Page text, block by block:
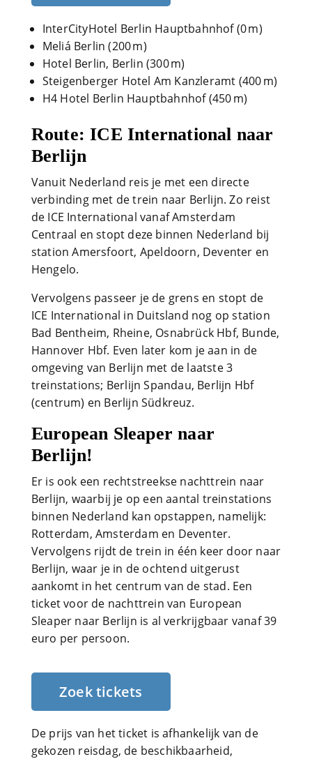
InterCityHotel Berlin Hauptbahnhof (0 m)
Meliá Berlin (200 m)
Hotel Berlin, Berlin (300 m)
Steigenberger Hotel Am Kanzleramt (400 m)
H4 Hotel Berlin Hauptbahnhof (450 m)
Route: ICE International naar
Berlijn
Vanuit Nederland reis je met een directe
verbinding met de trein naar Berlijn. Zo reist
de ICE International vanaf Amsterdam
Centraal en stopt deze binnen Nederland bij
station Amersfoort, Apeldoorn, Deventer en
Hengelo.
Vervolgens passeer je de grens en stopt de
ICE International in Duitsland nog op station
Bad Bentheim, Rheine, Osnabrück Hbf, Bunde,
Hannover Hbf. Even later kom je aan in de
omgeving van Berlijn met de laatste 3
treinstations; Berlijn Spandau, Berlijn Hbf
(centrum) en Berlijn Südkreuz.
European Sleaper naar
Berlijn!
Er is ook een rechtstreekse nachttrein naar
Berlijn, waarbij je op een aantal treinstations
binnen Nederland kan opstappen, namelijk:
Rotterdam, Amsterdam en Deventer.
Vervolgens rijdt de trein in één keer door naar
Berlijn, waar je in de ochtend uitgerust
aankomt in het centrum van de stad. Een
ticket voor de nachttrein van European
Sleaper naar Berlijn is al verkrijgbaar vanaf 39
euro per persoon.
Zoek tickets
De prijs van het ticket is afhankelijk van de
gekozen reisdag, de beschikbaarheid,